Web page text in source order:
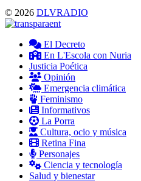
© 2026 DLVRADIO
El Decreto
En L'Escola con Nuria
Justicia Poética
Opinión
Emergencia climática
Feminismo
Informativos
La Porra
Cultura, ocio y música
Retina Fina
Personajes
Ciencia y tecnología
Salud y bienestar